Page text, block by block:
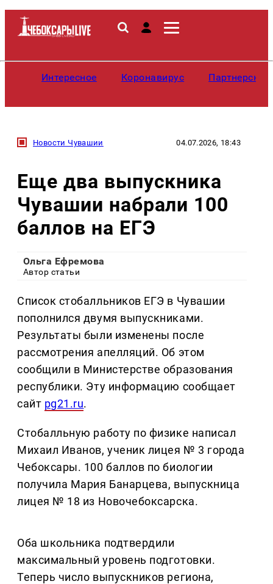
Интересное Коронавирус
Новости Чувашии 04.07.2026, 18:43
Еще два выпускника
Чувашии набрали 100
баллов на ЕГЭ
Ольга Ефремова
Автор статьи
Список стобалльников ЕГЭ в Чувашии
пополнился двумя выпускниками.
Результаты были изменены после
рассмотрения апелляций. Об этом
сообщили в Министерстве образования
республики. Эту информацию сообщает
сайт pg21.ru.
Стобалльную работу по физике написал
Михаил Иванов, ученик лицея № 3 города
Чебоксары. 100 баллов по биологии
получила Мария Банарцева, выпускница
лицея № 18 из Новочебоксарска.
Оба школьника подтвердили
максимальный уровень подготовки.
Теперь число выпускников региона,